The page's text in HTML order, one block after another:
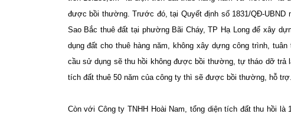
được bồi thường. Trước đó, tại Quyết định số 1831/QĐ-UBND
Sao Bắc thuê đất tại phường Bãi Cháy, TP Hạ Long để xây
dụng đất cho thuê hàng năm, không xây dựng công trình,
cầu sử dụng sẽ thu hồi không được bồi thường, tự tháo dỡ trả
tích đất thuê 50 năm của công ty thì sẽ được bồi thường, hỗ trợ.
Còn với Công ty TNHH Hoài Nam, tổng diện tích đất thu hồi là